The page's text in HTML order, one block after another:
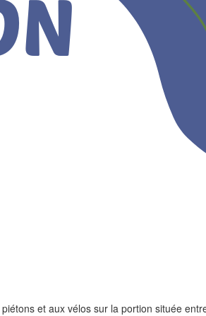
et aux vélos sur la portion située